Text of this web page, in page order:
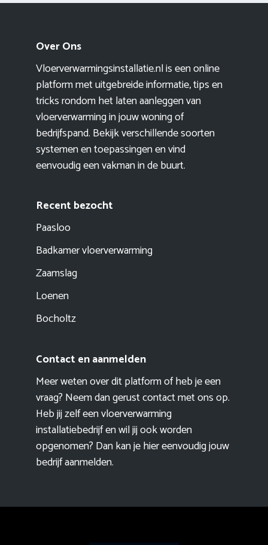
Over Ons
Vloerverwarmingsinstallatie.nl is een online
platform met uitgebreide informatie, tips en
tricks rondom het laten aanleggen van
vloerverwarming in jouw woning of
bedrijfspand. Bekijk verschillende soorten
systemen en toepassingen en vind
eenvoudig een vakman in de buurt.
Recent bezocht
Paasloo
Badkamer vloerverwarming
Zaamslag
Loenen
Bocholtz
Contact en aanmelden
Meer weten over dit platform of heb je een
vraag? Neem dan gerust contact met ons op.
Heb jij zelf een vloerverwarming
installatiebedrijf en wil jij ook worden
opgenomen? Dan kan je hier eenvoudigjouw
bedrijf aanmelden.